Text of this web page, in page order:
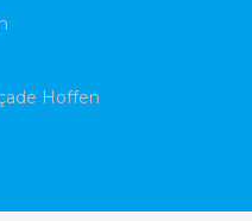
Hoffen